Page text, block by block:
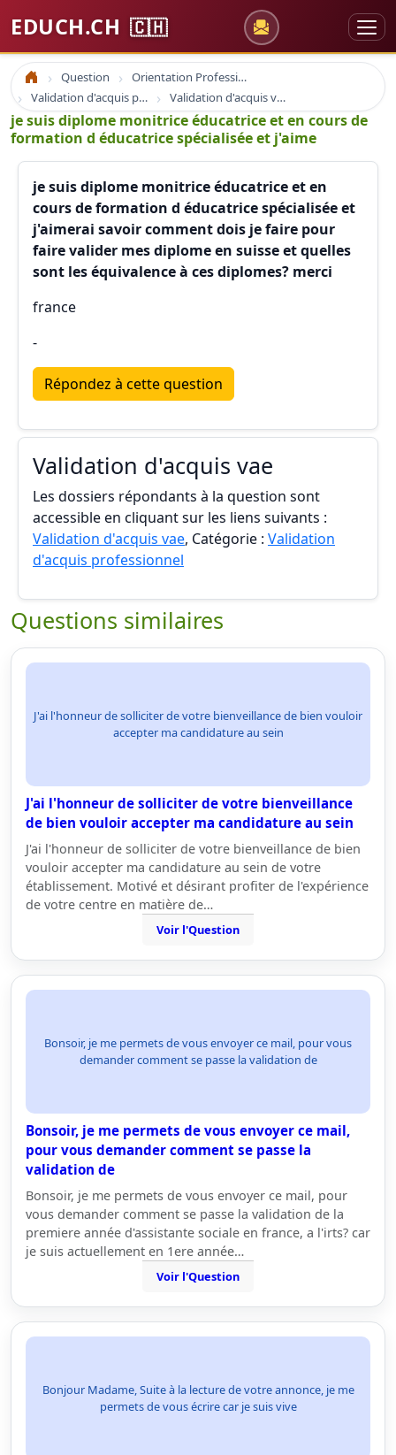
EDUCH.CH 🇨🇭
Accueil Question
Orientation Professionnelle
Validation d'acquis professionnel
Validation d'acquis vae
je suis diplome monitrice éducatrice et en cours de
formation d éducatrice spécialisée et j'aime
je suis diplome monitrice éducatrice et en
cours de formation d éducatrice spécialisée et
j'aimerai savoir comment dois je faire pour
faire valider mes diplome en suisse et quelles
sont les équivalence à ces diplomes? merci
france
-
Répondez à cette question
Validation d'acquis vae
Les dossiers répondants à la question sont
accessible en cliquant sur les liens suivants :
Validation d'acquis vae, Catégorie : Validation
d'acquis professionnel
Questions similaires
J'ai l'honneur de solliciter de votre bienveillance de bien vouloir
accepter ma candidature au sein
J'ai l'honneur de solliciter de votre bienveillance
de bien vouloir accepter ma candidature au sein
J'ai l'honneur de solliciter de votre bienveillance de bien
vouloir accepter ma candidature au sein de votre
établissement. Motivé et désirant profiter de l'expérience
de votre centre en matière de…
Voir l'Question
Bonsoir, je me permets de vous envoyer ce mail, pour vous
demander comment se passe la validation de
Bonsoir, je me permets de vous envoyer ce mail,
pour vous demander comment se passe la
validation de
Bonsoir, je me permets de vous envoyer ce mail, pour
vous demander comment se passe la validation de la
premiere année d'assistante sociale en france, a l'irts? car
je suis actuellement en 1ere année…
Voir l'Question
Bonjour Madame, Suite à la lecture de votre annonce, je me
permets de vous écrire car je suis vive